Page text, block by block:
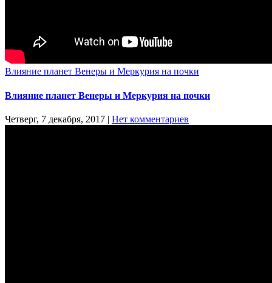
Влияние планет Венеры и Меркурия на почки
Влияние планет Венеры и Меркурия на почки
Четверг, 7 декабря, 2017 | Нет комментариев